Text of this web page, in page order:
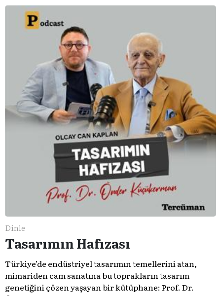
Dinle
Tasarımın Hafızası
Türkiye’de endüstriyel tasarımın temellerini atan,
mimariden cam sanatına bu toprakların tasarım
genetiğini çözen yaşayan bir kütüphane: Prof. Dr.